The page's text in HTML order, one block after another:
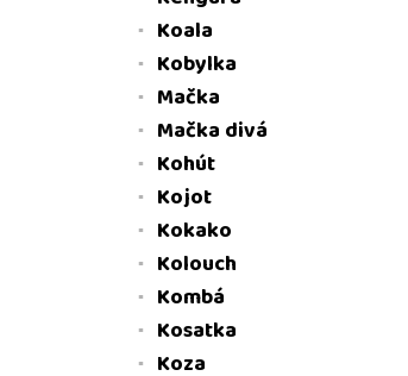
Koala
Kobylka
Mačka
Mačka divá
Kohút
Kojot
Kokako
Kolouch
Kombá
Kosatka
Koza